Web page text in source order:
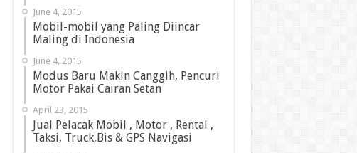
June 4, 2015
Mobil-mobil yang Paling Diincar
Maling di Indonesia
June 4, 2015
Modus Baru Makin Canggih, Pencuri
Motor Pakai Cairan Setan
April 23, 2015
Jual Pelacak Mobil , Motor , Rental ,
Taksi, Truck,Bis & GPS Navigasi